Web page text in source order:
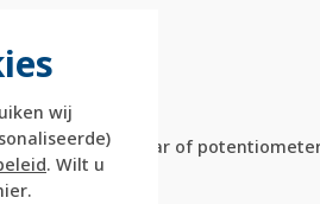
wij
. Wilt u
.
toerentalregelaar of